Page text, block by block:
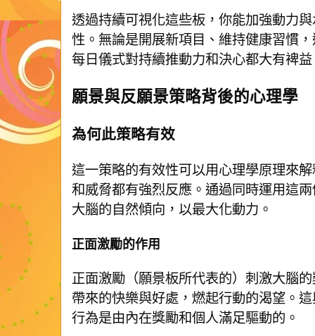
透過持續可視化這些板，你能加強動力
性。無論是開展新項目、維持健康習慣
每日儀式對持續推動力和決心都大有裨益
願景與反願景策略背後的心理學
為何此策略有效
這一策略的有效性可以用心理學原理來
和威脅都有強烈反應。通過同時運用這
大腦的自然傾向，以最大化動力。
正面激勵的作用
正面激勵（願景板所代表的）刺激大腦
帶來的快樂與好處，燃起行動的渴望。
行為是由內在獎勵和個人滿足驅動的。